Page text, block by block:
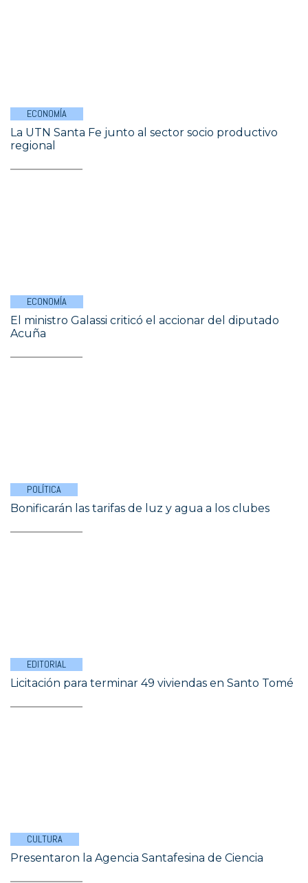
ECONOMÍA
La UTN Santa Fe junto al sector socio productivo
regional
ECONOMÍA
El ministro Galassi criticó el accionar del diputado
Acuña
POLÍTICA
Bonificarán las tarifas de luz y agua a los clubes
EDITORIAL
Licitación para terminar 49 viviendas en Santo Tomé
CULTURA
Presentaron la Agencia Santafesina de Ciencia